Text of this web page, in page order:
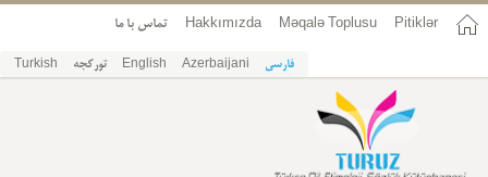
Pitiklər
Məqalə Toplusu
Hakkımızda تماس با ما
فارسی Azerbaijani
English تورکجه Turkish